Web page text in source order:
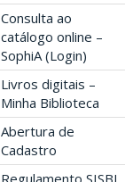
Consulta ao
catálogo online –
SophiA (Login)
Livros digitais –
Minha Biblioteca
Abertura de
Cadastro
Regulamento SISBI